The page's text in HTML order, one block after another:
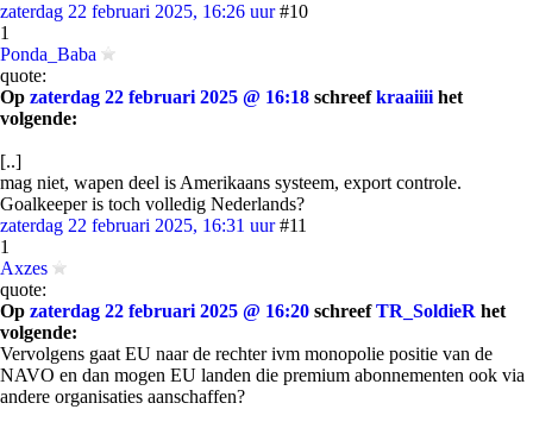
zaterdag 22 februari 2025, 16:26 uur #10
1
Ponda_Baba
quote:
Op zaterdag 22 februari 2025 @ 16:18 schreefkraaiiii het
volgende:
[..]
mag niet, wapen deel is Amerikaans systeem, export controle.
Goalkeeper is toch volledig Nederlands?
zaterdag 22 februari 2025, 16:31 uur #11
1
Axzes
quote:
Op zaterdag 22 februari 2025 @ 16:20 schreefTR_SoldieR het
volgende:
Vervolgens gaat EU naar de rechter ivm monopolie positie van de
NAVO en dan mogen EU landen die premium abonnementen ook via
andere organisaties aanschaffen?